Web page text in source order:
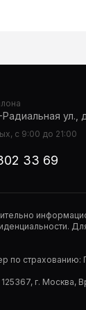
ул.,
с 9:00 до 21:00
33 69
по
г.